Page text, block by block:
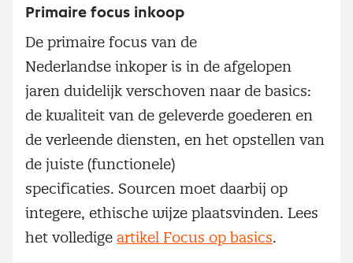
Primaire focus inkoop
De primaire focus van de
Nederlandse inkoper is in de afgelopen
jaren duidelijk verschoven naar de basics:
de kwaliteit van de geleverde goederen en
de verleende diensten, en het opstellen van
de juiste (functionele)
specificaties. Sourcen moet daarbij op
integere, ethische wijze plaatsvinden. Lees
het volledige artikel Focus op basics.